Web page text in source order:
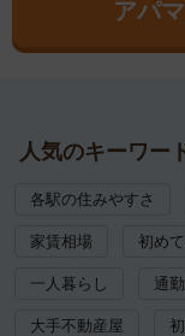
アパ
人気のキーワー
各駅の住みやすさ
家賃相場 初め
一人暮らし 通
大手不動産屋